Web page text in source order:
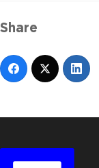
Share